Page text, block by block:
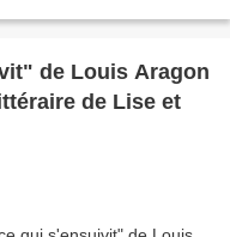
de Louis Aragon
de Lise et